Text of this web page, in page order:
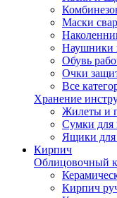
Маски
Наушники
Обувь
Очки
Все
Хранение
Жилеты и
Сумки для
Ящики для
Кирпич
Облицовочный
Кирпич